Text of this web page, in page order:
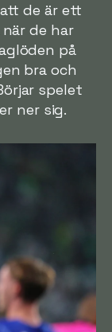
de är ett
de har
på
bra och
spelet
ner sig.